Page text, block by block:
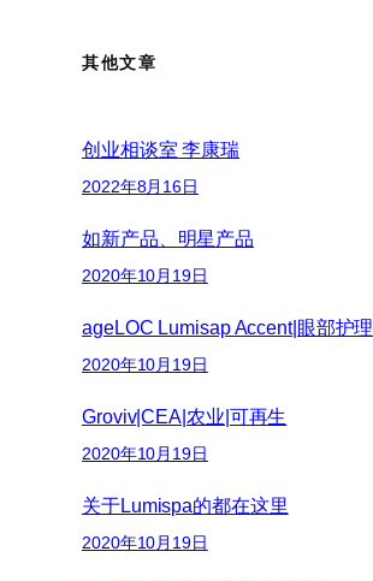
其他文章
创业相谈室 李康瑞
2022年8月16日
如新产品、明星产品
2020年10月19日
ageLOC Lumisap Accent|眼部护理
2020年10月19日
Groviv|CEA|农业|可再生
2020年10月19日
关于Lumispa的都在这里
2020年10月19日